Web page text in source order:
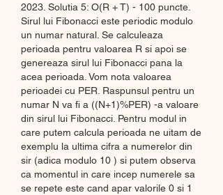
2023. Solutia 5: O(R + T) - 100 puncte.
Sirul lui Fibonacci este periodic modulo
un numar natural. Se calculeaza
perioada pentru valoarea R si apoi se
genereaza sirul lui Fibonacci pana la
acea perioada. Vom nota valoarea
perioadei cu PER. Raspunsul pentru un
numar N va fi a ((N+1)%PER) -a valoare
din sirul lui Fibonacci. Pentru modul in
care putem calcula perioada ne uitam de
exemplu la ultima cifra a numerelor din
sir (adica modulo 10 ) si putem observa
ca momentul in care incep numerele sa
se repete este cand apar valorile 0 si 1